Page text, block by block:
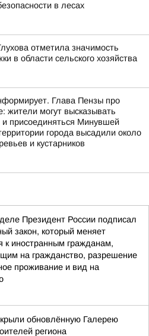
в лесах
отметила значимость
в области сельского хозяйства
Глава Пензы про
жители могут высказывать
присоединяться Минувшей
города высадили около
и кустарников
Президент России подписал
закон, который меняет
к иностранным гражданам,
на гражданство, разрешение
проживание и вид на
обновлённую Галерею
региона